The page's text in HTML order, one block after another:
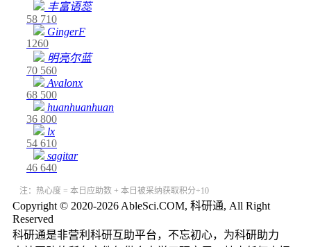
丰富语蕊
58 710
GingerF
1260
明亮尔蓝
70 560
Avalonx
68 500
huanhuanhuan
36 800
lx
54 610
sagitar
46 640
注：热心度 = 本日应助数 + 本日被采纳获取积分÷10
Copyright © 2020-2026 AbleSci.COM, 科研通, All Right
Reserved
科研通是非营利科研互助平台，不忘初心，为科研助力